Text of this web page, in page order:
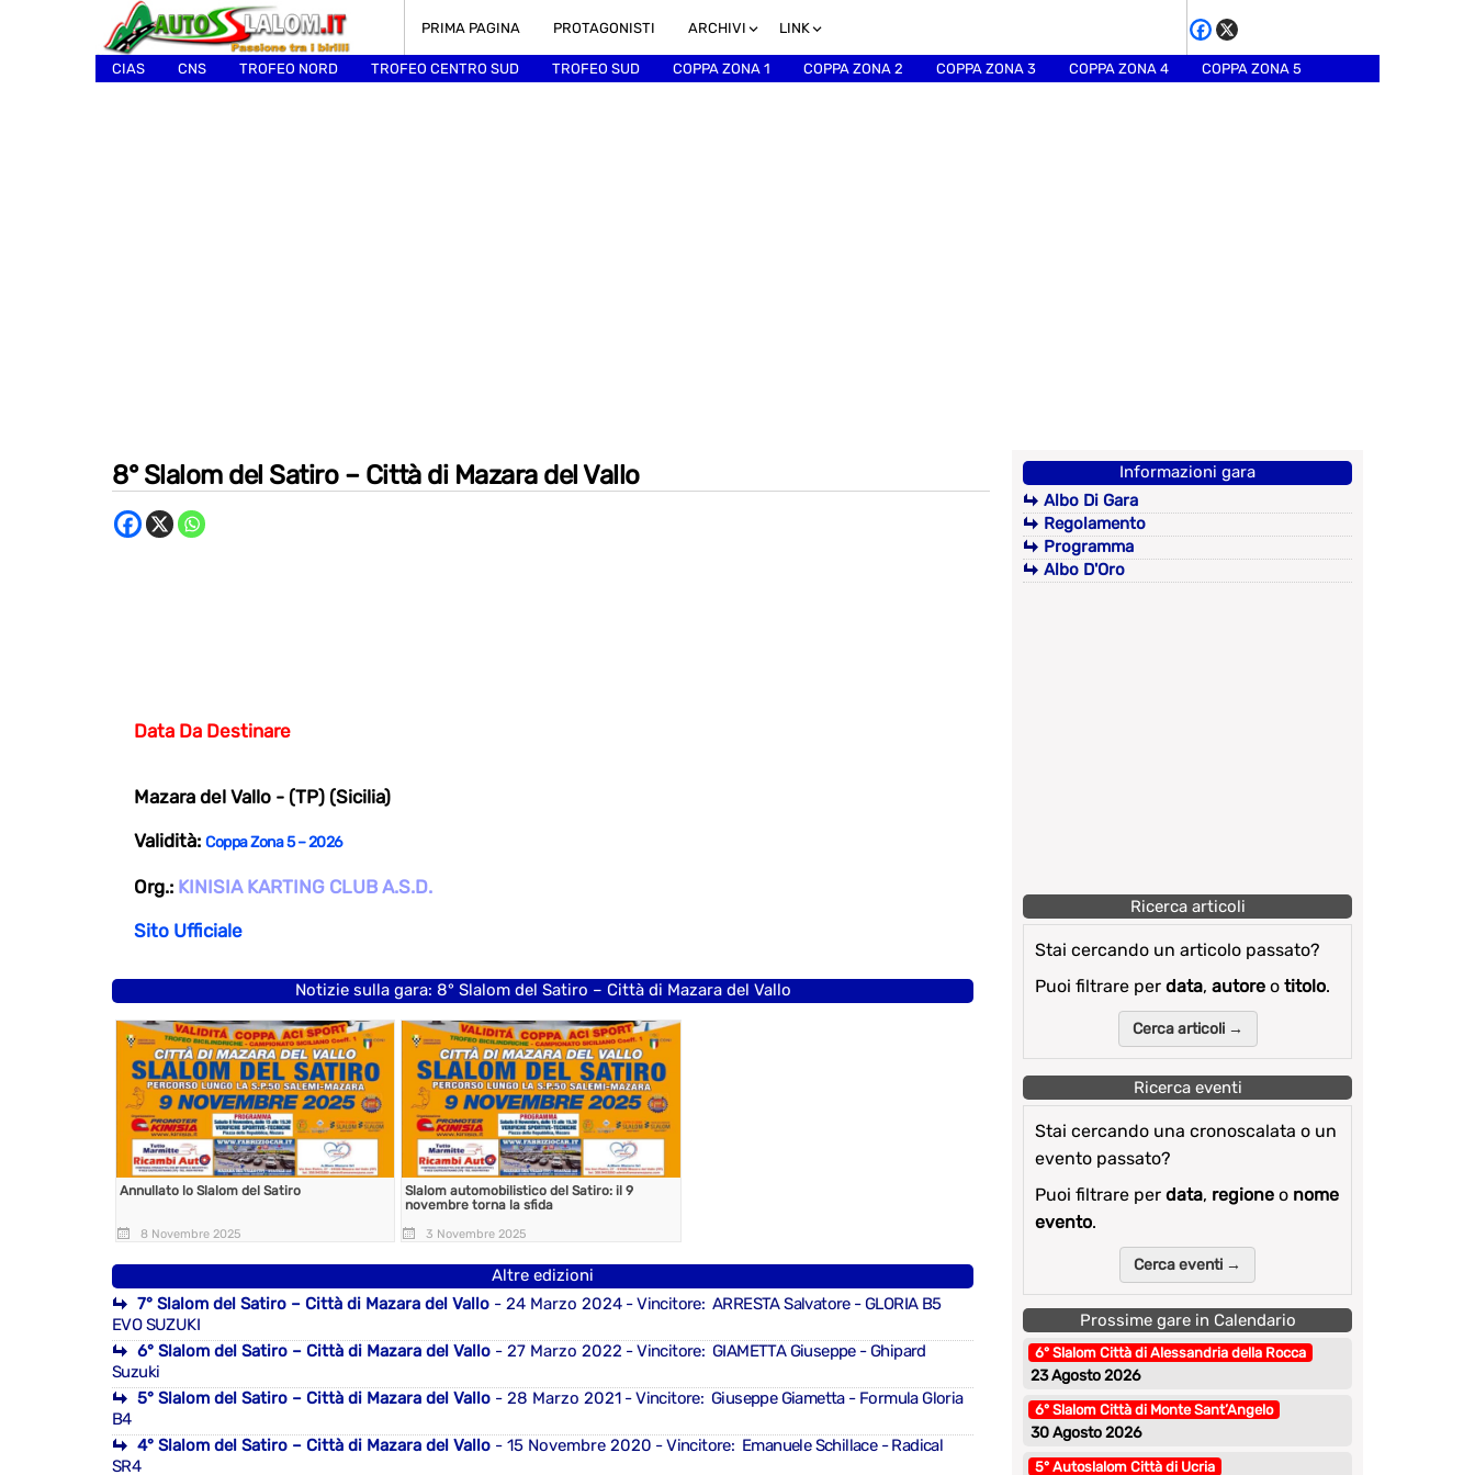
PRIMA PAGINA PROTAGONISTI ARCHIVI LINK
CIAS CNS TROFEO NORD TROFEO CENTRO SUD TROFEO SUD COPPA ZONA 1 COPPA ZONA 2 COPPA ZONA 3 COPPA ZONA 4
COPPA ZONA 5
8° Slalom del Satiro – Città di Mazara del Vallo
Data Da Destinare
Mazara del Vallo - (TP) (Sicilia)
Validità: Coppa Zona 5 – 2026
Org.: KINISIA KARTING CLUB A.S.D.
Sito Ufficiale
Informazioni gara
Albo Di Gara
Regolamento
Programma
Albo D'Oro
Ricerca articoli
Stai cercando un articolo passato?
Puoi filtrare per data, autore o titolo.
Cerca articoli →
Ricerca eventi
Stai cercando una cronoscalata o un
evento passato?
Puoi filtrare per data, regione o nome
evento.
Cerca eventi →
Prossime gare in Calendario
6° Slalom Città di Alessandria della Rocca
23 Agosto 2026
6° Slalom Città di Monte Sant’Angelo
30 Agosto 2026
5° Autoslalom Città di Ucria
Notizie sulla gara: 8° Slalom del Satiro – Città di Mazara del Vallo
Annullato lo Slalom del Satiro
8 Novembre 2025
Slalom automobilistico del Satiro: il 9
novembre torna la sfida
3 Novembre 2025
Altre edizioni
7° Slalom del Satiro – Città di Mazara del Vallo - 24 Marzo 2024 - Vincitore: ARRESTA Salvatore - GLORIA B5
EVO SUZUKI
6° Slalom del Satiro – Città di Mazara del Vallo - 27 Marzo 2022 - Vincitore: GIAMETTA Giuseppe - Ghipard
Suzuki
5° Slalom del Satiro – Città di Mazara del Vallo - 28 Marzo 2021 - Vincitore: Giuseppe Giametta - Formula Gloria
B4
4° Slalom del Satiro – Città di Mazara del Vallo - 15 Novembre 2020 - Vincitore: Emanuele Schillace - Radical
SR4